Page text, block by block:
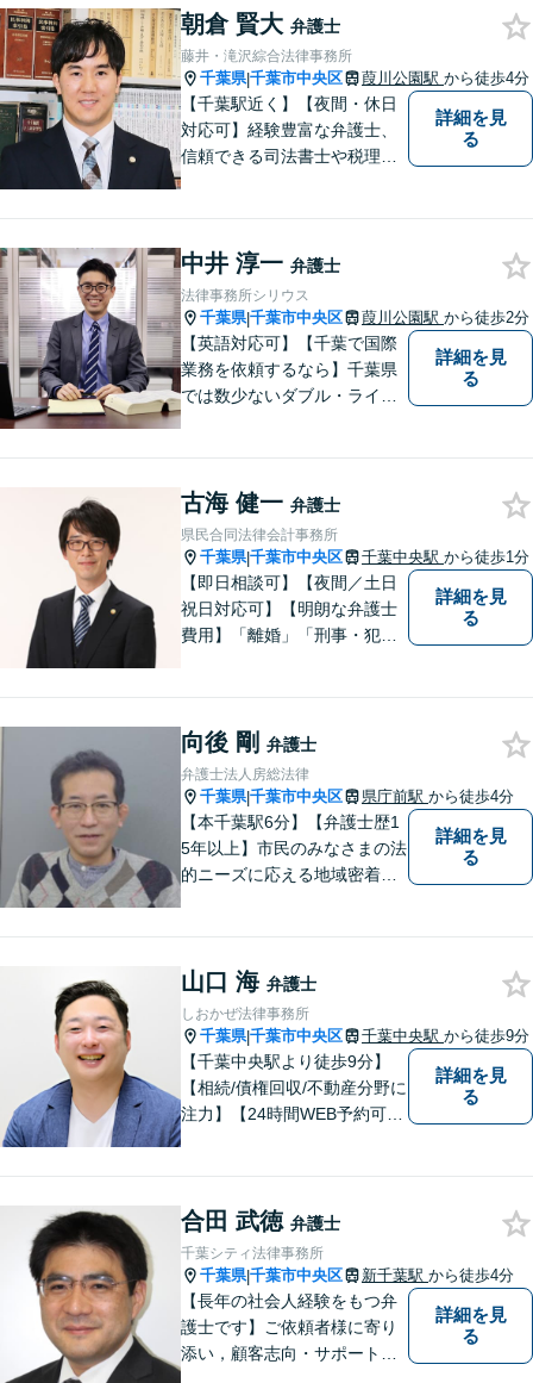
朝倉 賢大 弁護士
藤井・滝沢綜合法律事務所
千葉県|千葉市中央区 葭川公園駅 から徒歩4分
【千葉駅近く】【夜間・休日
対応可】経験豊富な弁護士、
信頼できる司法書士や税理士
ら、ワンストップで迅速な解
決を目指します。【相続問
題】【借金・債務問題】【不
動産問題】
詳細を見
る
中井 淳一 弁護士
法律事務所シリウス
千葉県|千葉市中央区 葭川公園駅 から徒歩2分
【英語対応可】【千葉で国際
業務を依頼するなら】千葉県
では数少ないダブル・ライセ
有する紛争に幅広く対応【英
文契約書の作成・チェック】
【千葉中央3分】
詳細を見
る
古海 健一 弁護士
県民合同法律会計事務所
千葉県|千葉市中央区 千葉中央駅 から徒歩1分
【即日相談可】【夜間／土日
祝日対応可】【明朗な弁護士
費用】「離婚」「刑事・犯罪
う弁護士です。弁護士と税理
士が様々な専門家と連携して
ワンストップで問題解決しま
す。
詳細を見
る
向後 剛 弁護士
弁護士法人房総法律
千葉県|千葉市中央区 県庁前駅 から徒歩4分
【本千葉駅6分】【弁護士歴1
5年以上】市民のみなさまの法
的ニーズに応える地域密着型
談実績多数。現実的な解決策
をご提案します
詳細を見
る
山口 海 弁護士
しおかぜ法律事務所
千葉県|千葉市中央区 千葉中央駅 から徒歩9分
【千葉中央駅より徒歩9分】
【相続/債権回収/不動産分野に
注力】【24時間WEB予約可
最終手段と考えず、お気軽に
ご相談ください。
詳細を見
る
合田 武徳 弁護士
千葉シティ法律事務所
千葉県|千葉市中央区 新千葉駅 から徒歩4分
【長年の社会人経験をもつ弁
護士です】ご依頼者様に寄り
添い，顧客志向・サポート精
詳細を見
る